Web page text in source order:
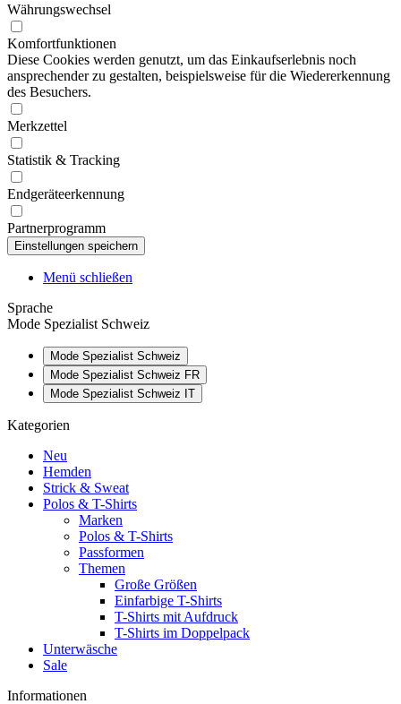
Währungswechsel
Komfortfunktionen
Diese Cookies werden genutzt, um das Einkaufserlebnis noch
ansprechender zu gestalten, beispielsweise für die Wiedererkennung
des Besuchers.
Merkzettel
Statistik & Tracking
Endgeräteerkennung
Partnerprogramm
Menü schließen
Sprache
Mode Spezialist Schweiz
Mode Spezialist Schweiz
Mode Spezialist Schweiz FR
Mode Spezialist Schweiz IT
Kategorien
Neu
Hemden
Strick & Sweat
Polos & T-Shirts
Marken
Polos & T-Shirts
Passformen
Themen
Große Größen
Einfarbige T-Shirts
T-Shirts mit Aufdruck
T-Shirts im Doppelpack
Unterwäsche
Sale
Informationen